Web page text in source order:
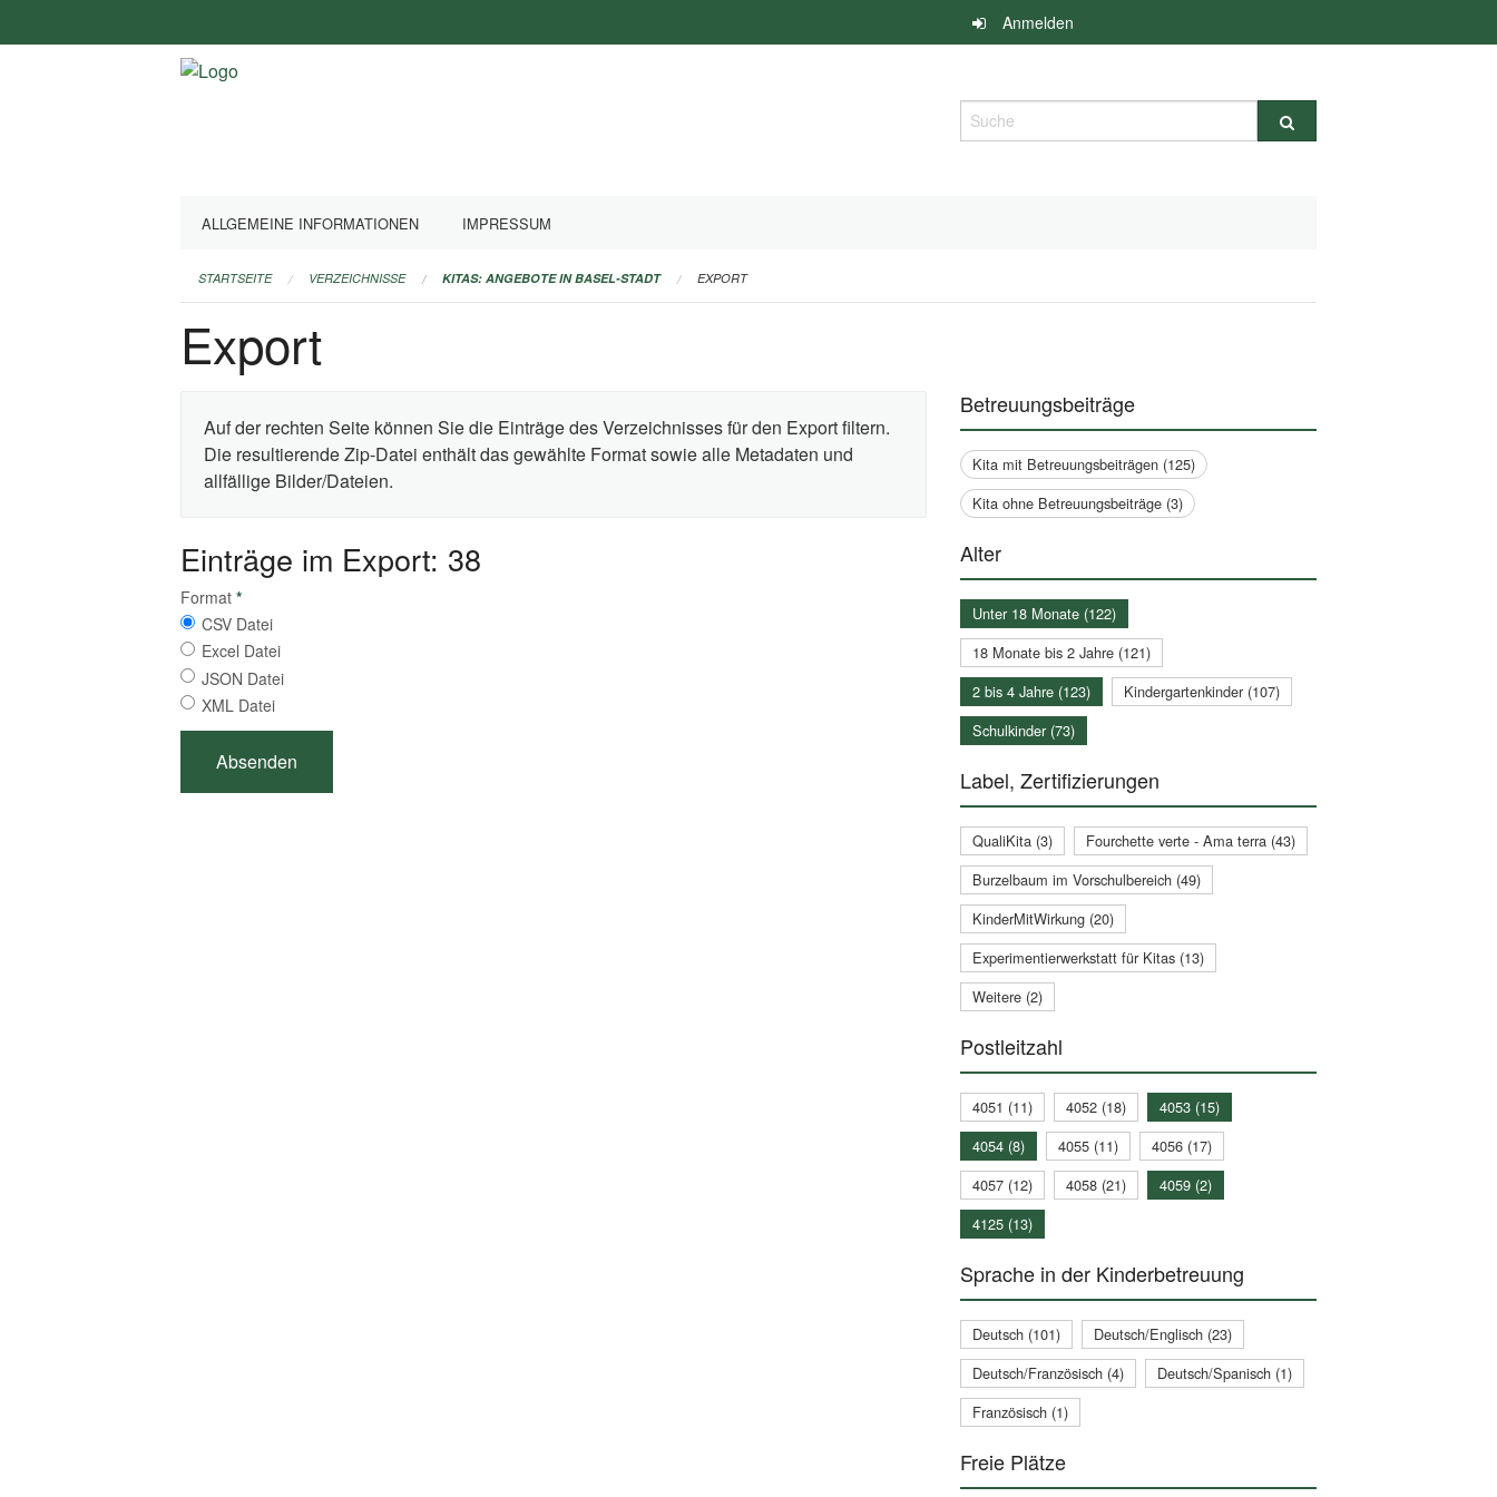
überspringen
Anmelden
Suche
ALLGEMEINE INFORMATIONEN IMPRESSUM
STARTSEITE VERZEICHNISSE KITAS: ANGEBOTE IN BASEL-STADT EXPORT
Export
Auf der rechten Seite können Sie die Einträge des Verzeichnisses für den Export filtern.
Die resultierende Zip-Datei enthält das gewählte Format sowie alle Metadaten und
allfällige Bilder/Dateien.
Einträge im Export: 38
Format *
CSV Datei
Excel Datei
JSON Datei
XML Datei
Betreuungsbeiträge
Kita mit Betreuungsbeiträgen (125)
Kita ohne Betreuungsbeiträge (3)
Alter
Unter 18 Monate (122)
18 Monate bis 2 Jahre (121)
2 bis 4 Jahre (123)
Kindergartenkinder (107)
Schulkinder (73)
Label, Zertifizierungen
QualiKita (3)
Fourchette verte - Ama terra (43)
Burzelbaum im Vorschulbereich (49)
KinderMitWirkung (20)
Experimentierwerkstatt für Kitas (13)
Weitere (2)
Postleitzahl
4051 (11) 4052 (18)
4053 (15)
4054 (8)
4055 (11)
4056 (17)
4057 (12)
4058 (21)
4059 (2)
4125 (13)
Sprache in der Kinderbetreuung
Deutsch (101)
Deutsch/Englisch (23)
Deutsch/Französisch (4)
Deutsch/Spanisch (1)
Französisch (1)
Freie Plätze